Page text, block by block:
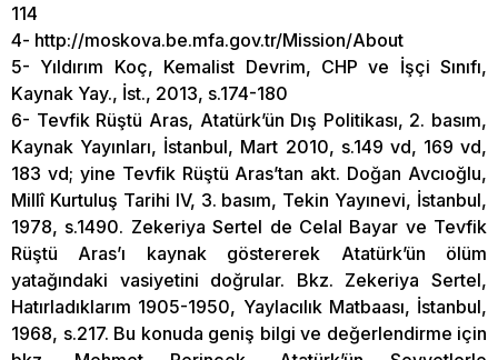
114
4- http://moskova.be.mfa.gov.tr/Mission/About
5- Yıldırım Koç, Kemalist Devrim, CHP ve İşçi Sınıfı,
Kaynak Yay., İst., 2013, s.174-180
6- Tevfik Rüştü Aras, Atatürk’ün Dış Politikası, 2. basım,
Kaynak Yayınları, İstanbul, Mart 2010, s.149 vd, 169 vd,
183 vd; yine Tevfik Rüştü Aras’tan akt. Doğan Avcıoğlu,
Millî Kurtuluş Tarihi IV, 3. basım, Tekin Yayınevi, İstanbul,
1978, s.1490. Zekeriya Sertel de Celal Bayar ve Tevfik
Rüştü Aras’ı kaynak göstererek Atatürk’ün ölüm
yatağındaki vasiyetini doğrular. Bkz. Zekeriya Sertel,
Hatırladıklarım 1905-1950, Yaylacılık Matbaası, İstanbul,
1968, s.217. Bu konuda geniş bilgi ve değerlendirme için